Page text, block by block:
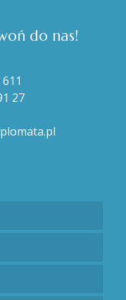
do nas!
27